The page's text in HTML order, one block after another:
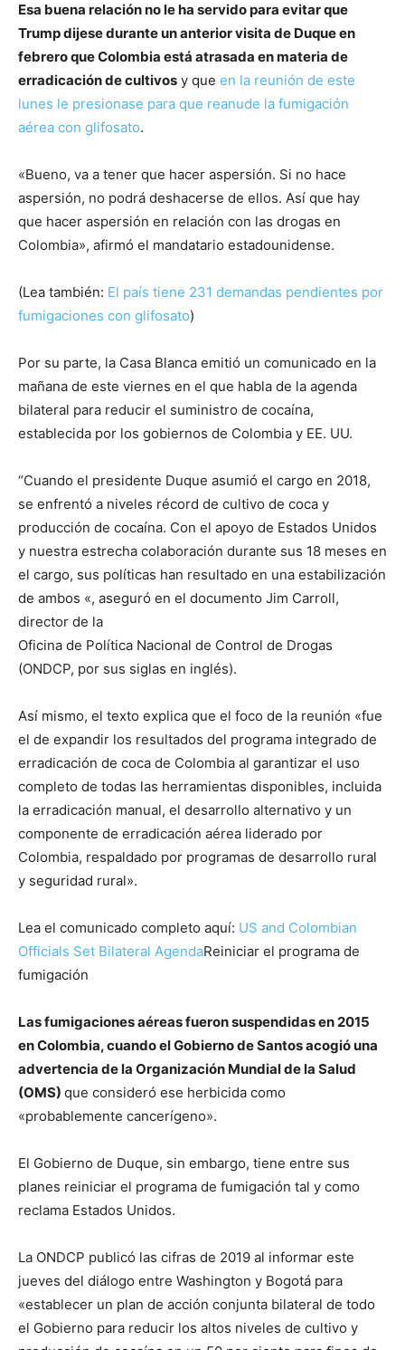
Esa buena relación no le ha servido para evitar que
Trump dijese durante un anterior visita de Duque en
febrero que Colombia está atrasada en materia de
erradicación de cultivos y que en la reunión de este
lunes le presionase para que reanude la fumigación
aérea con glifosato.
«Bueno, va a tener que hacer aspersión. Si no hace
aspersión, no podrá deshacerse de ellos. Así que hay
que hacer aspersión en relación con las drogas en
Colombia», afirmó el mandatario estadounidense.
(Lea también: El país tiene 231 demandas pendientes por
fumigaciones con glifosato)
Por su parte, la Casa Blanca emitió un comunicado en la
mañana de este viernes en el que habla de la agenda
bilateral para reducir el suministro de cocaína,
establecida por los gobiernos de Colombia y EE. UU.
“Cuando el presidente Duque asumió el cargo en 2018,
se enfrentó a niveles récord de cultivo de coca y
producción de cocaína. Con el apoyo de Estados Unidos
y nuestra estrecha colaboración durante sus 18 meses en
el cargo, sus políticas han resultado en una estabilización
de ambos «, aseguró en el documento Jim Carroll,
director de la
Oficina de Política Nacional de Control de Drogas
(ONDCP, por sus siglas en inglés).
Así mismo, el texto explica que el foco de la reunión «fue
el de expandir los resultados del programa integrado de
erradicación de coca de Colombia al garantizar el uso
completo de todas las herramientas disponibles, incluida
la erradicación manual, el desarrollo alternativo y un
componente de erradicación aérea liderado por
Colombia, respaldado por programas de desarrollo rural
y seguridad rural».
Lea el comunicado completo aquí: US and Colombian
Officials Set Bilateral AgendaReiniciar el programa de
fumigación
Las fumigaciones aéreas fueron suspendidas en 2015
en Colombia, cuando el Gobierno de Santos acogió una
advertencia de la Organización Mundial de la Salud
(OMS) que consideró ese herbicida como
«probablemente cancerígeno».
El Gobierno de Duque, sin embargo, tiene entre sus
planes reiniciar el programa de fumigación tal y como
reclama Estados Unidos.
La ONDCP publicó las cifras de 2019 al informar este
jueves del diálogo entre Washington y Bogotá para
«establecer un plan de acción conjunta bilateral de todo
el Gobierno para reducir los altos niveles de cultivo y